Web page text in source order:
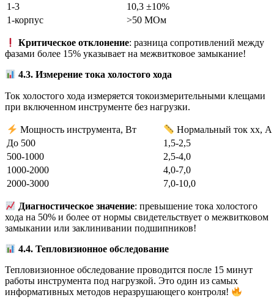
1-3
10,3 ±10%
1-корпус
>50 МОм
Критическое отклонение: разница сопротивлений между
фазами более 15% указывает на межвитковое замыкание!
4.3. Измерение тока холостого хода
Ток холостого хода измеряется токоизмерительными клещами
при включенном инструменте без нагрузки.
Мощность инструмента, Вт
Нормальный ток хх, А
До 500
1,5-2,5
500-1000
2,5-4,0
1000-2000
4,0-7,0
2000-3000
7,0-10,0
Диагностическое значение: превышение тока холостого
хода на 50% и более от нормы свидетельствует о межвитковом
замыкании или заклинивании подшипников!
4.4. Тепловизионное обследование
Тепловизионное обследование проводится после 15 минут
работы инструмента под нагрузкой. Это один из самых
информативных методов неразрушающего контроля!